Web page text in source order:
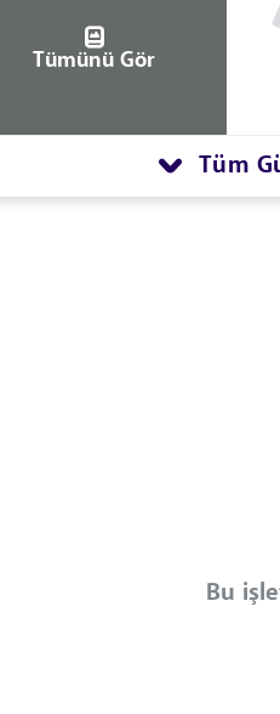
Tümünü Gör
Tüm
Bu